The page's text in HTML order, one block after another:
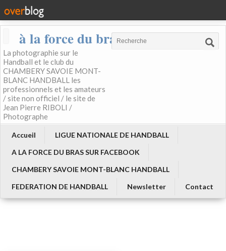
à la force du bras
La photographie sur le
Handball et le club du
CHAMBERY SAVOIE MONT-
BLANC HANDBALL les
professionnels et les amateurs
/ site non officiel / le site de
Jean Pierre RIBOLI /
Photographe
Accueil
LIGUE NATIONALE DE HANDBALL
A LA FORCE DU BRAS SUR FACEBOOK
CHAMBERY SAVOIE MONT-BLANC HANDBALL
FEDERATION DE HANDBALL
Newsletter Contact